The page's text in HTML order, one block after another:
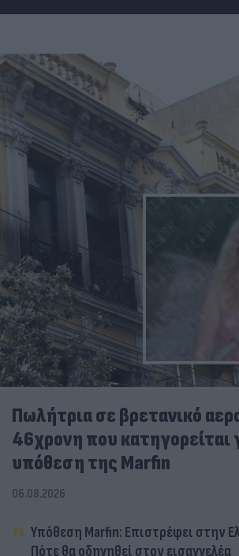
Πωλήτρια σε βρετανικό
46χρονη που κατηγορείται
υπόθεση της Marfin
06.08.2026
Υπόθεση Marfin: Επιστρέφει στην
Πότε θα οδηγηθεί στον εισαγγελέα